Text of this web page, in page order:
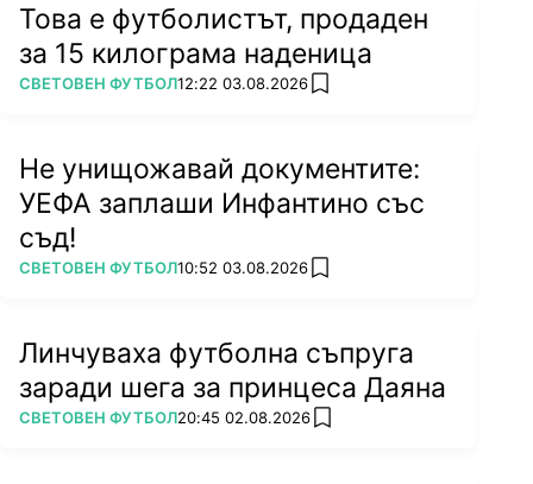
Това е футболистът, продаден
за 15 килограма наденица
ПОВЕЧЕ ОТ
СВЕТОВЕН ФУТБОЛ12:22 03.08.2026 add favorites
Не унищожавай документите:
УЕФА заплаши Инфантино със
съд!
ПОВЕЧЕ ОТ
СВЕТОВЕН ФУТБОЛ10:52 03.08.2026 add favorites
Линчуваха футболна съпруга
заради шега за принцеса Даяна
ПОВЕЧЕ ОТ
СВЕТОВЕН ФУТБОЛ20:45 02.08.2026 add favorites